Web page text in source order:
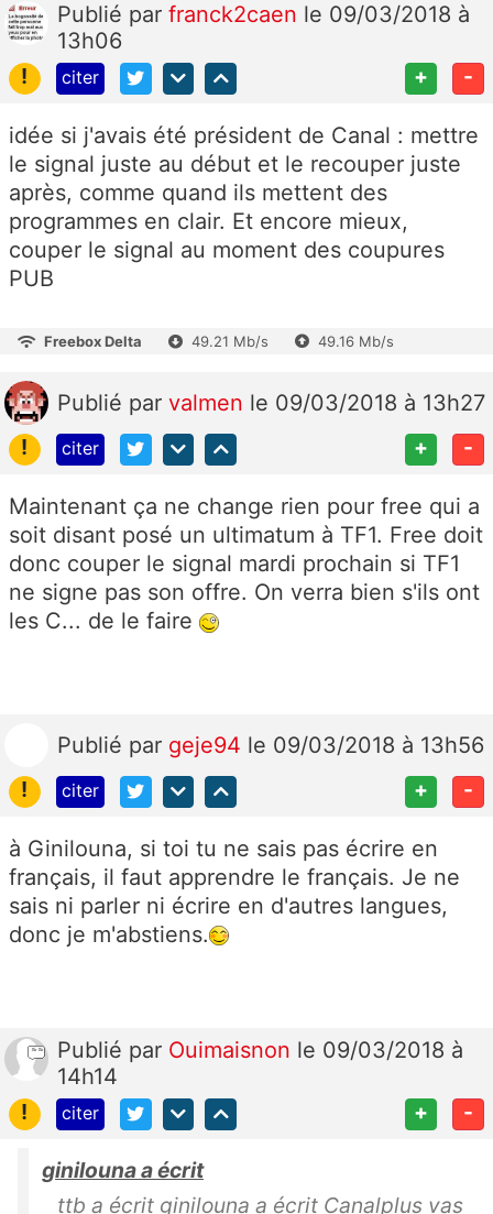
Publié par franck2caen le 09/03/2018 à
13h06
!
citer + -
idée si j'avais été président de Canal : mettre
le signal juste au début et le recouper juste
après, comme quand ils mettent des
programmes en clair. Et encore mieux,
couper le signal au moment des coupures
PUB
Freebox Delta 49.21 Mb/s 49.16 Mb/s
Publié par valmen le 09/03/2018 à 13h27
!
citer + -
Maintenant ça ne change rien pour free qui a
soit disant posé un ultimatum à TF1. Free doit
donc couper le signal mardi prochain si TF1
ne signe pas son offre. On verra bien s'ils ont
les C... de le faire
Publié par geje94 le 09/03/2018 à 13h56
!
citer + -
à Ginilouna, si toi tu ne sais pas écrire en
français, il faut apprendre le français. Je ne
sais ni parler ni écrire en d'autres langues,
donc je m'abstiens.
Publié par Ouimaisnon le 09/03/2018 à
14h14
!
citer + -
ginilouna a écrit
ttb a écrit ginilouna a écrit Canalplus vas